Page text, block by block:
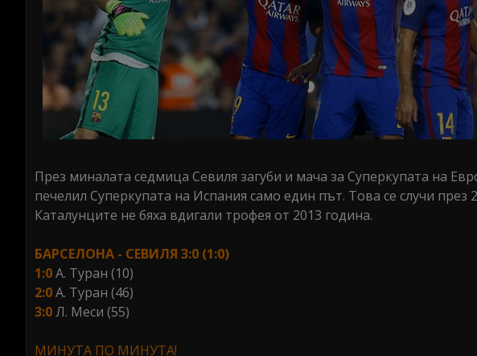
През миналата седмица Севиля загуби и мача за Суперкупата на
печелил Суперкупата на Испания само един път. Това се случи през
Каталунците не бяха вдигали трофея от 2013 година.
БАРСЕЛОНА - СЕВИЛЯ 3:0 (1:0)
1:0А. Туран (10)
2:0А. Туран (46)
3:0Л. Меси (55)
МИНУТА ПО МИНУТА!